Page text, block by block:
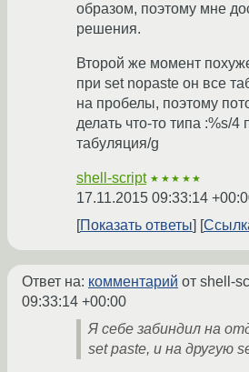
образом, поэтому мне
решения.
Второй же момент
при set nopaste он все
на пробелы, поэтому
делать что-то типа :%s/4
табуляция/g
shell-script ★★★★★
17.11.2015 09:33:14
Показать ответы
Ответ на: комментарий от shell-
09:33:14 +00:00
Я себе забиндил на
set paste, и на другую